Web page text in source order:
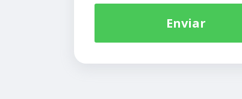
Enviar